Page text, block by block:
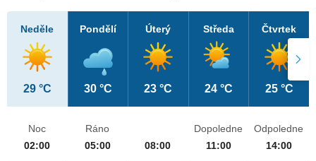
Neděle
29 °C
Pondělí
30 °C
Úterý
23 °C
Středa
24 °C
Čtvrtek
25 °C
Noc
02:00
Ráno
05:00
08:00
Dopoledne
11:00
Odpoledne
14:00